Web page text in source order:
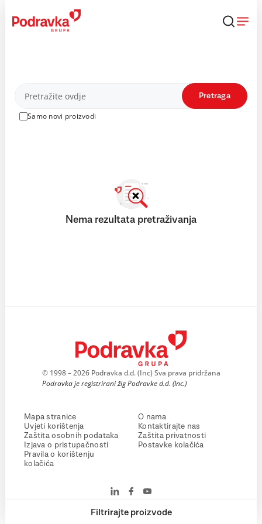
content
Proizvodi
Samo novi proizvodi
Pretraga
Filtrirajte proizvode
Nema rezultata pretraživanja
© 1998 – 2026 Podravka d.d. (Inc) Sva prava pridržana
Podravka je registrirani žig Podravke d.d. (Inc.)
Mapa stranice
Uvjeti korištenja
Zaštita osobnih podataka
Izjava o pristupačnosti
Pravila o korištenju
kolačića
O nama
Kontaktirajte nas
Zaštita privatnosti
Postavke kolačića